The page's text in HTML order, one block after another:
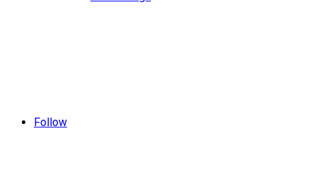
Follow